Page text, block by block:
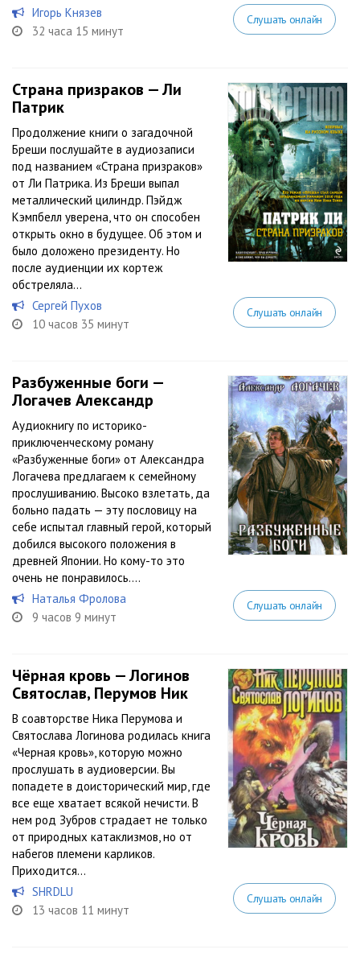
Игорь Князев
32 часа 15 минут
Слушать онлайн
Страна призраков — Ли
Патрик
Продолжение книги о загадочной
Бреши послушайте в аудиозаписи
под названием «Страна призраков»
от Ли Патрика. Из Бреши выпал
металлический цилиндр. Пэйдж
Кэмпбелл уверена, что он способен
открыть окно в будущее. Об этом и
было доложено президенту. Но
после аудиенции их кортеж
обстреляла...
Сергей Пухов
10 часов 35 минут
Слушать онлайн
Разбуженные боги —
Логачев Александр
Аудиокнигу по историко-
приключенческому роману
«Разбуженные боги» от Александра
Логачева предлагаем к семейному
прослушиванию. Высоко взлетать, да
больно падать — эту пословицу на
себе испытал главный герой, который
добился высокого положения в
древней Японии. Но кому-то это
очень не понравилось....
Наталья Фролова
9 часов 9 минут
Слушать онлайн
Чёрная кровь — Логинов
Святослав, Перумов Ник
В соавторстве Ника Перумова и
Святослава Логинова родилась книга
«Черная кровь», которую можно
прослушать в аудиоверсии. Вы
попадете в доисторический мир, где
все еще хватает всякой нечисти. В
нем род Зубров страдает не только
от природных катаклизмов, но от
набегов племени карликов.
Приходится...
SHRDLU
13 часов 11 минут
Слушать онлайн